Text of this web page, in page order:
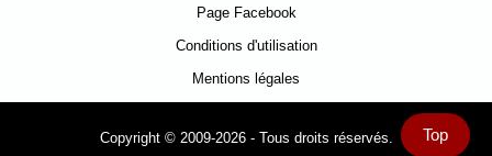
Top
Page Facebook
Conditions d'utilisation
Mentions légales
Copyright © 2009-2026 - Tous droits réservés.